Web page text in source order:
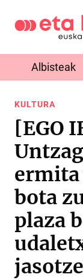
Albisteak
KULTURA
[EGO
ermita
bota
plaza